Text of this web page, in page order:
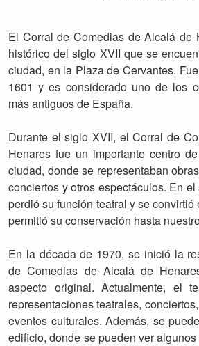
El Corral de Comedias de Alcalá de
histórico del siglo XVII que se
ciudad, en la Plaza de Cervantes.
1601 y es considerado uno de los
más antiguos de España.
Durante el siglo XVII, el Corral de
Henares fue un importante centro
ciudad, donde se representaban
conciertos y otros espectáculos. En
perdió su función teatral y se
permitió su conservación hasta
En la década de 1970, se inició la
de Comedias de Alcalá de
aspecto original. Actualmente, el
representaciones teatrales,
eventos culturales. Además, se
edificio, donde se pueden ver